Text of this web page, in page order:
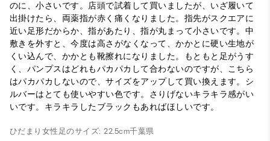
のに、小さいです。店頭で試着して買いましたが、いざ履いて
出掛けたら、両薬指が赤く痛くなりました。指先がスクエアに
近い足形だからか、指があたり、指が丸まって小さいです。中
敷きを外すと、今度は高さがなくなって、かかとに硬い生地が
くい込んで、かかとも靴擦れになりました。もともと足がうす
く、パンプスはどれもパカパカして合わないのですが、こちら
はパカパカしないので、サイズをアップして買い換えます。シ
ルバーはとても使いやすい色です。さりげないキラキラ感がい
いです。キラキラしたブラックもあればほしいです。
ひだまり 女性 足のサイズ: 22.5cm千葉県